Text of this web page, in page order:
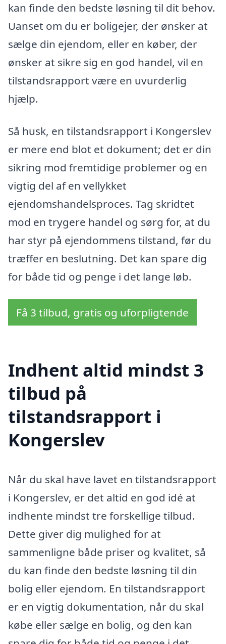
kan finde den bedste løsning til dit behov.
Uanset om du er boligejer, der ønsker at
sælge din ejendom, eller en køber, der
ønsker at sikre sig en god handel, vil en
tilstandsrapport være en uvurderlig
hjælp.
Så husk, en tilstandsrapport i Kongerslev
er mere end blot et dokument; det er din
sikring mod fremtidige problemer og en
vigtig del af en vellykket
ejendomshandelsproces. Tag skridtet
mod en trygere handel og sørg for, at du
har styr på ejendommens tilstand, før du
træffer en beslutning. Det kan spare dig
for både tid og penge i det lange løb.
Få 3 tilbud, gratis og uforpligtende
Indhent altid mindst 3
tilbud på
tilstandsrapport i
Kongerslev
Når du skal have lavet en tilstandsrapport
i Kongerslev, er det altid en god idé at
indhente mindst tre forskellige tilbud.
Dette giver dig mulighed for at
sammenligne både priser og kvalitet, så
du kan finde den bedste løsning til din
bolig eller ejendom. En tilstandsrapport
er en vigtig dokumentation, når du skal
købe eller sælge en bolig, og den kan